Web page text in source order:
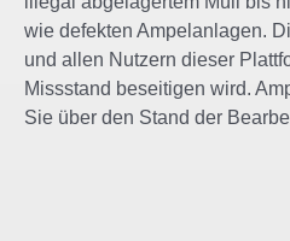
wie defekten Ampelanlagen.
und allen Nutzern dieser
Missstand beseitigen wird.
Sie über den Stand der